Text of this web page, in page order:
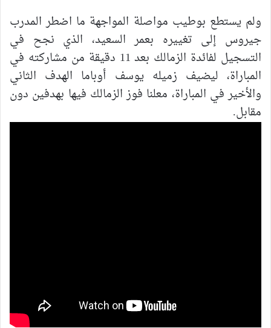
ولم يستطع بوطيب مواصلة المواجهة ما اضطر المدرب
جيروس إلى تغييره بعمر السعيد، الذي نجح في
التسجيل لفائدة الزمالك بعد 11 دقيقة من مشاركته في
المباراة، ليضيف زميله يوسف أوباما الهدف الثاني
والأخير في المباراة، معلنا فوز الزمالك فيها بهدفين دون
مقابل.